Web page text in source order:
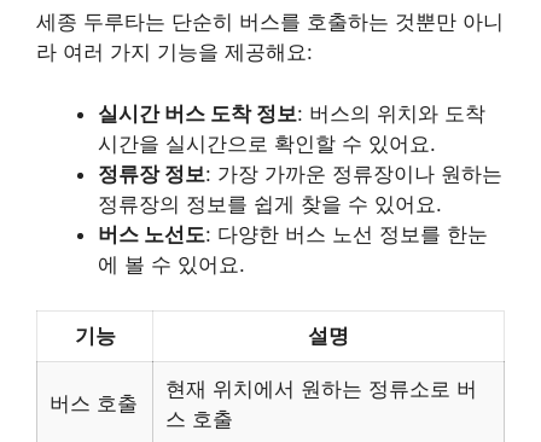
세종 두루타는 단순히 버스를 호출하는 것뿐만 아니
라 여러 가지 기능을 제공해요:
실시간 버스 도착 정보: 버스의 위치와 도착
시간을 실시간으로 확인할 수 있어요.
정류장 정보: 가장 가까운 정류장이나 원하는
정류장의 정보를 쉽게 찾을 수 있어요.
버스 노선도: 다양한 버스 노선 정보를 한눈
에 볼 수 있어요.
기능 설명
버스 호출
현재 위치에서 원하는 정류소로 버
스 호출